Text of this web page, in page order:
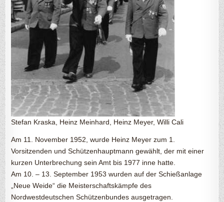
Stefan Kraska, Heinz Meinhard, Heinz Meyer, Willi Cali
Am 11. November 1952, wurde Heinz Meyer zum 1.
Vorsitzenden und Schützenhauptmann gewählt, der mit einer
kurzen Unterbrechung sein Amt bis 1977 inne hatte.
Am 10. – 13. September 1953 wurden auf der Schießanlage
„Neue Weide“ die Meisterschaftskämpfe des
Nordwestdeutschen Schützenbundes ausgetragen.